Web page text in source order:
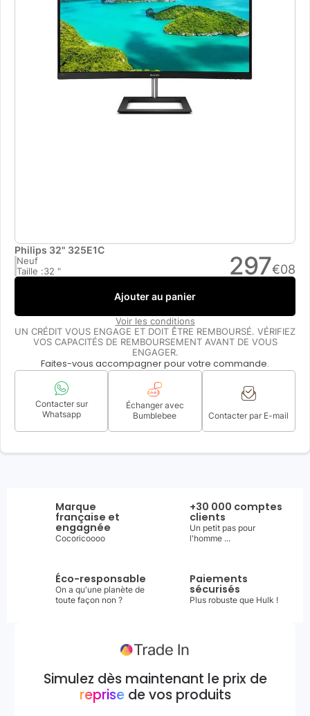
Philips 32" 325E1C
Neuf
Taille :32 " 297€08
Ajouter au panier
Voir les conditions
UN CRÉDIT VOUS ENGAGE ET DOIT ÊTRE REMBOURSÉ. VÉRIFIEZ
VOS CAPACITÉS DE REMBOURSEMENT AVANT DE VOUS
ENGAGER.
Faites-vous accompagner pour votre commande.
Contacter sur
Whatsapp
Échanger avec
Bumblebee
Contacter par E-mail
Marque
française et
engagnée
Cocoricoooo
+30 000 comptes
clients
Un petit pas pour
l'homme ...
Éco-responsable
On a qu'une planète de
toute façon non ?
Paiements
sécurisés
Plus robuste que Hulk !
Simulez dès maintenant le prix de
reprisede vos produits